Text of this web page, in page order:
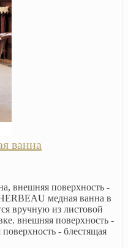
ванна
внешняя поверхность -
медная ванна в
вручную из листовой
внешняя поверхность -
- блестящая